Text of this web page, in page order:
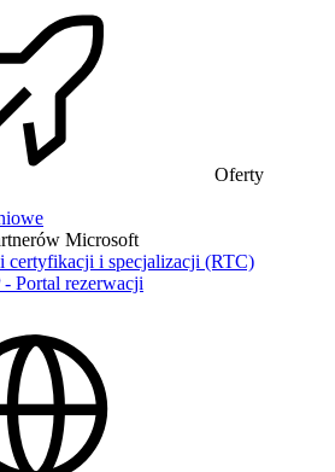
Oferty
Microsoft
certyfikacji i specjalizacji (RTC)
Portal rezerwacji